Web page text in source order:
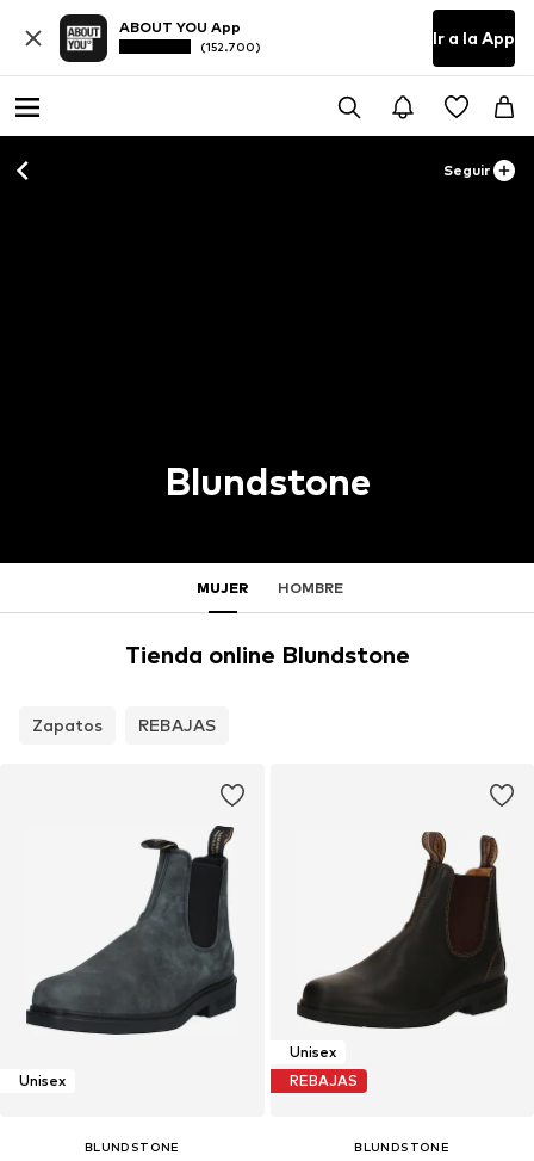
ABOUT YOU App
(152.700) Ir a la App
Seguir
Blundstone
MUJER HOMBRE
Tienda online Blundstone
Zapatos REBAJAS
Unisex
BLUNDSTONE
Unisex
REBAJAS
BLUNDSTONE